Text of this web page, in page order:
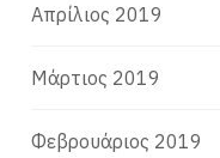
Απρίλιος 2019
Μάρτιος 2019
Φεβρουάριος 2019